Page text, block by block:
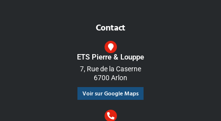
Contact
ETS Pierre & Louppe
7, Rue de la Caserne
6700 Arlon
Voir sur Google Maps